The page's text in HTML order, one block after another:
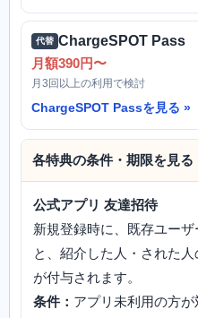
代替 ChargeSPOT Pass
月額390円〜
月3回以上の利用で検討
ChargeSPOT Passを見る
各特典の条件・期限を見る
公式アプリ 友達招待
新規登録時に、既存ユー
と、紹介した人・された
が付与されます。
条件： アプリ未利用の方